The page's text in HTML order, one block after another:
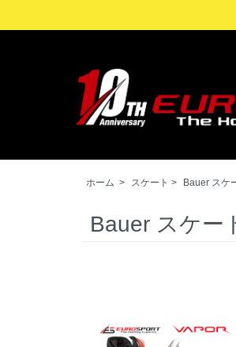
ホーム > スケート > Bauer ス
Bauer スケ